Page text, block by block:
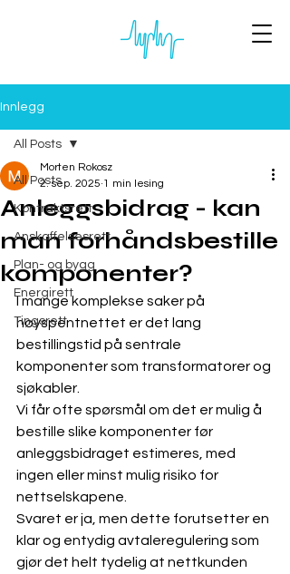
Innlegg
All Posts
Kontraktsrett
Anskaffelsesrett
Plan- og bygg
Energirett
Tingsrett
All Posts
Anleggsbidrag - kan
man forhåndsbestille
komponenter?
Morten Rokosz
2. sep. 2025 1 min lesing
I mange komplekse saker på
høyspentnettet er det lang
bestillingstid på sentrale
komponenter som transformatorer og
sjøkabler.
Vi får ofte spørsmål om det er mulig å
bestille slike komponenter før
anleggsbidraget estimeres, med
ingen eller minst mulig risiko for
nettselskapene.
Svaret er ja, men dette forutsetter en
klar og entydig avtaleregulering som
gjør det helt tydelig at nettkunden